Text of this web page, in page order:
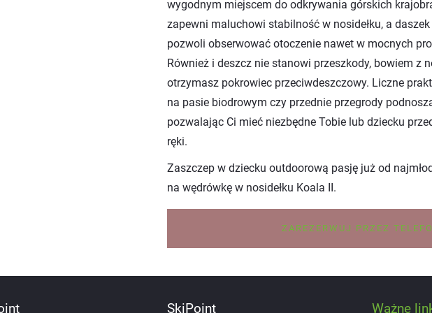
wygodnym miejscem do odkrywania górskich
zapewni maluchowi stabilność w nosidełku, a
pozwoli obserwować otoczenie nawet w mocnych
Również i deszcz nie stanowi przeszkody, bowiem z
otrzymasz pokrowiec przeciwdeszczowy. Liczne
na pasie biodrowym czy przednie przegrody
pozwalając Ci mieć niezbędne Tobie lub dziecku
ręki.
Zaszczep w dziecku outdoorową pasję już od
na wędrówkę w nosidełku Koala II.
ZAREZERWUJ PRZEZ
SkiPoint Ważne